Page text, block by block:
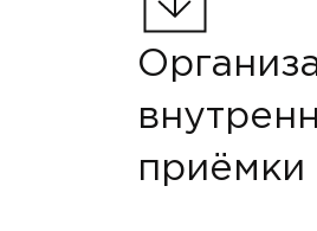
приёмки